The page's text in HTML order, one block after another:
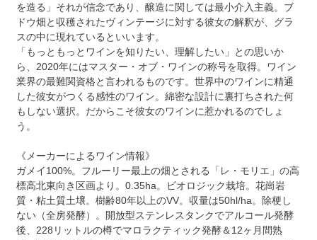
を造る」それが信念であり、醸造に関しては最小介入主義。ブ
ドウ畑と収穫されたヴィンテージに対する彼女の解釈が、グラ
スの中に現れているといいます。
「もっともっとワインを知りたい、理解したい」との思いか
ら、2020年にはマスター・オブ・ワインの称号を取得。ワイン
業界の最難関資格と言われるものです。世界中のワインに精通
した彼女がつくる感性のワイン。綿密な設計に裏打ちされた何
もしない選択。だからこそ彼女のワインに惹かれるのでしょ
う。
《メーカーによるワイン情報》
ガメイ100%。フルーリー最上の畑とされる「レ・モリエ」の高
標高北東向き区画より。0.35ha。ビオロジック栽培。花崗岩
質・粘土質土壌。樹齢80年以上のVV。収量は50hl/ha。除梗し
ない（全房発酵）。開放型ステンレスタンクでアルコール発酵
後、228リットルの樽でマロラクティック発酵＆12ヶ月間熟